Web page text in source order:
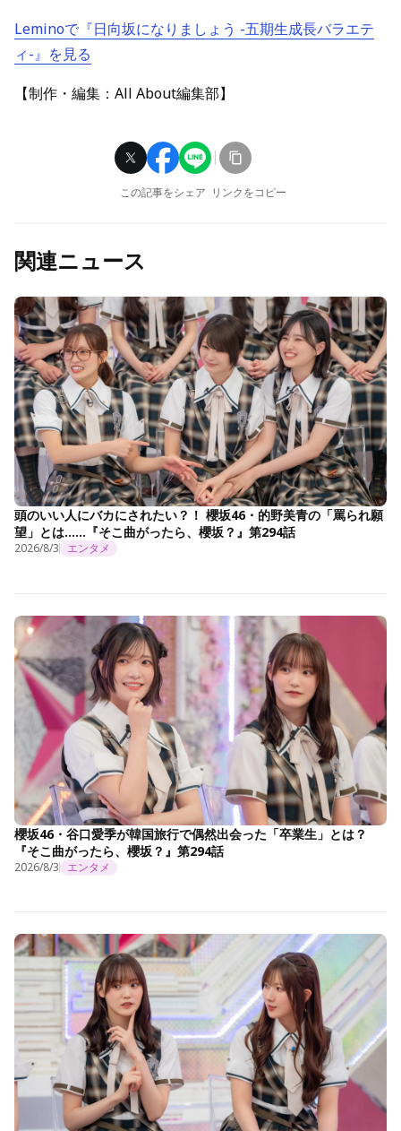
Leminoで『日向坂になりましょう -五期生成長バラエテ
ィ-』を見る
【制作・編集：All About編集部】
この記事をシェア リンクをコピー
関連ニュース
頭のいい人にバカにされたい？！ 櫻坂46・的野美青の「罵られ願
望」とは……『そこ曲がったら、櫻坂？』第294話
2026/8/3 エンタメ
櫻坂46・谷口愛季が韓国旅行で偶然出会った「卒業生」とは？
『そこ曲がったら、櫻坂？』第294話
2026/8/3 エンタメ